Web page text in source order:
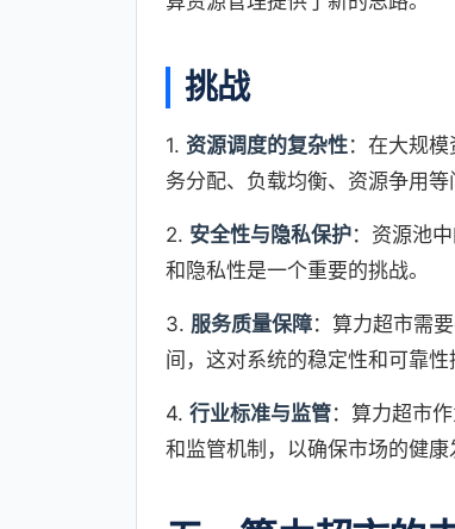
挑战
1. 资源调度的复杂性：在大规
务分配、负载均衡、资源争用等
2. 安全性与隐私保护：资源池
和隐私性是一个重要的挑战。
3. 服务质量保障：算力超市需
间，这对系统的稳定性和可靠性
4. 行业标准与监管：算力超市
和监管机制，以确保市场的健康